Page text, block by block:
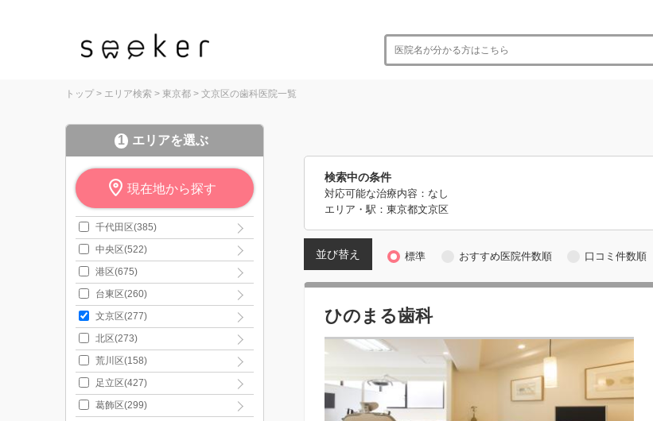
トップ > エリア検索 > 東京都 > 文京区の歯科医院一覧
1 エリアを選ぶ
現在地から探す
千代田区(385)
中央区(522)
港区(675)
台東区(260)
文京区(277)
北区(273)
荒川区(158)
足立区(427)
葛飾区(299)
検索中の条件
対応可能な治療内容：なし
エリア・駅：東京都文京区
並び替え 標準 おすすめ医院件数順 口コミ件数順
ひのまる歯科